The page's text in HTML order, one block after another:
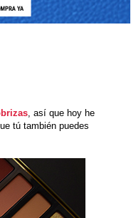
, así que hoy he
tú también puedes